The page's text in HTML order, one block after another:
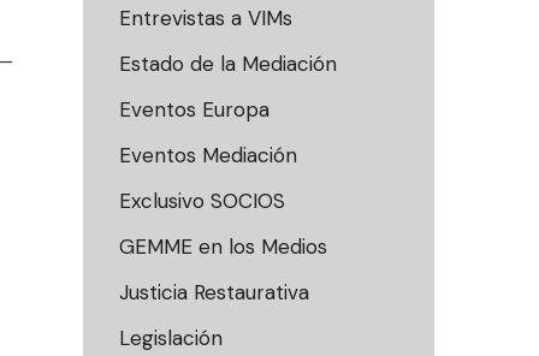
Entrevistas a VIMs
Estado de la Mediación
Eventos Europa
Eventos Mediación
Exclusivo SOCIOS
GEMME en los Medios
Justicia Restaurativa
Legislación